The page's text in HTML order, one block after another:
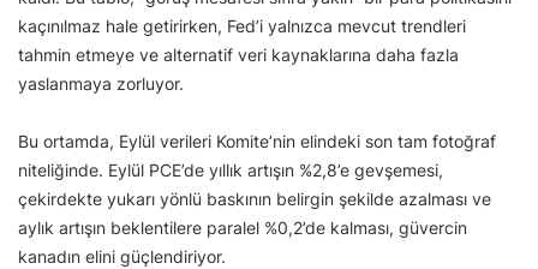
kaçınılmaz hale getirirken, Fed’i yalnızca mevcut trendleri
tahmin etmeye ve alternatif veri kaynaklarına daha fazla
yaslanmaya zorluyor.
Bu ortamda, Eylül verileri Komite’nin elindeki son tam fotoğraf
niteliğinde. Eylül PCE’de yıllık artışın %2,8’e gevşemesi,
çekirdekte yukarı yönlü baskının belirgin şekilde azalması ve
aylık artışın beklentilere paralel %0,2’de kalması, güvercin
kanadın elini güçlendiriyor.